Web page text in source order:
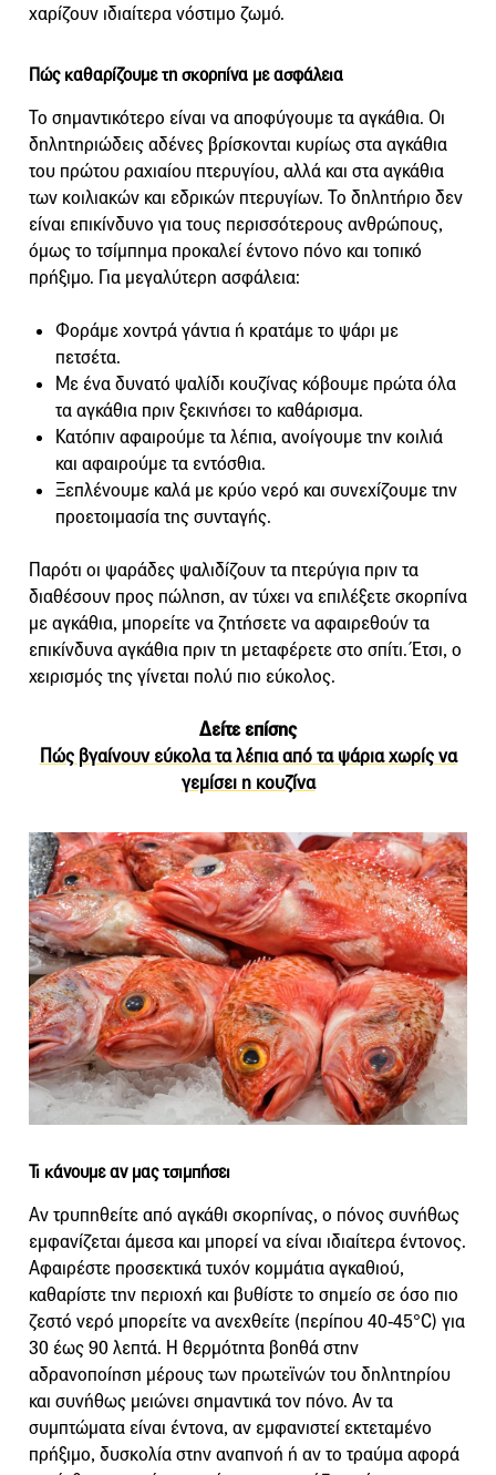
χαρίζουν ιδιαίτερα νόστιμο ζωμό.
Πώς καθαρίζουμε τη σκορπίνα με ασφάλεια
Το σημαντικότερο είναι να αποφύγουμε τα αγκάθια. Οι
δηλητηριώδεις αδένες βρίσκονται κυρίως στα αγκάθια
του πρώτου ραχιαίου πτερυγίου, αλλά και στα αγκάθια
των κοιλιακών και εδρικών πτερυγίων. Το δηλητήριο δεν
είναι επικίνδυνο για τους περισσότερους ανθρώπους,
όμως το τσίμπημα προκαλεί έντονο πόνο και τοπικό
πρήξιμο. Για μεγαλύτερη ασφάλεια:
Φοράμε χοντρά γάντια ή κρατάμε το ψάρι με
πετσέτα.
Με ένα δυνατό ψαλίδι κουζίνας κόβουμε πρώτα όλα
τα αγκάθια πριν ξεκινήσει το καθάρισμα.
Κατόπιν αφαιρούμε τα λέπια, ανοίγουμε την κοιλιά
και αφαιρούμε τα εντόσθια.
Ξεπλένουμε καλά με κρύο νερό και συνεχίζουμε την
προετοιμασία της συνταγής.
Παρότι οι ψαράδες ψαλιδίζουν τα πτερύγια πριν τα
διαθέσουν προς πώληση, αν τύχει να επιλέξετε σκορπίνα
με αγκάθια, μπορείτε να ζητήσετε να αφαιρεθούν τα
επικίνδυνα αγκάθια πριν τη μεταφέρετε στο σπίτι. Έτσι, ο
χειρισμός της γίνεται πολύ πιο εύκολος.
Δείτε επίσης
Πώς βγαίνουν εύκολα τα λέπια από τα ψάρια χωρίς να
γεμίσει η κουζίνα
Τι κάνουμε αν μας τσιμπήσει
Αν τρυπηθείτε από αγκάθι σκορπίνας, ο πόνος συνήθως
εμφανίζεται άμεσα και μπορεί να είναι ιδιαίτερα έντονος.
Αφαιρέστε προσεκτικά τυχόν κομμάτια αγκαθιού,
καθαρίστε την περιοχή και βυθίστε το σημείο σε όσο πιο
ζεστό νερό μπορείτε να ανεχθείτε (περίπου 40-45°C) για
30 έως 90 λεπτά. Η θερμότητα βοηθά στην
αδρανοποίηση μέρους των πρωτεϊνών του δηλητηρίου
και συνήθως μειώνει σημαντικά τον πόνο. Αν τα
συμπτώματα είναι έντονα, αν εμφανιστεί εκτεταμένο
πρήξιμο, δυσκολία στην αναπνοή ή αν το τραύμα αφορά